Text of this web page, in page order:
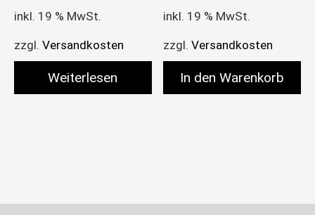
inkl. 19 % MwSt.
zzgl. Versandkosten
Weiterlesen
inkl. 19 % MwSt.
zzgl.Versandkosten
In den Warenkorb